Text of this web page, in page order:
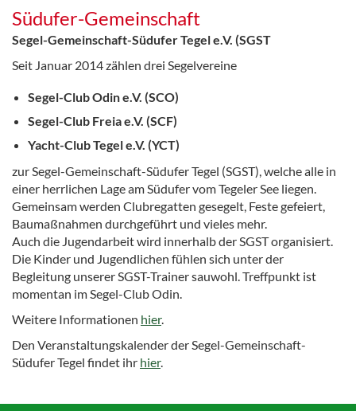
Südufer-Gemeinschaft
Segel-Gemeinschaft-Südufer Tegel e.V. (SGST
Seit Januar 2014 zählen drei Segelvereine
Segel-Club Odin e.V. (SCO)
Segel-Club Freia e.V. (SCF)
Yacht-Club Tegel e.V. (YCT)
zur Segel-Gemeinschaft-Südufer Tegel (SGST), welche alle in
einer herrlichen Lage am Südufer vom Tegeler See liegen.
Gemeinsam werden Clubregatten gesegelt, Feste gefeiert,
Baumaßnahmen durchgeführt und vieles mehr.
Auch die Jugendarbeit wird innerhalb der SGST organisiert.
Die Kinder und Jugendlichen fühlen sich unter der
Begleitung unserer SGST-Trainer sauwohl. Treffpunkt ist
momentan im Segel-Club Odin.
Weitere Informationen hier.
Den Veranstaltungskalender der Segel-Gemeinschaft-
Südufer Tegel findet ihr hier.